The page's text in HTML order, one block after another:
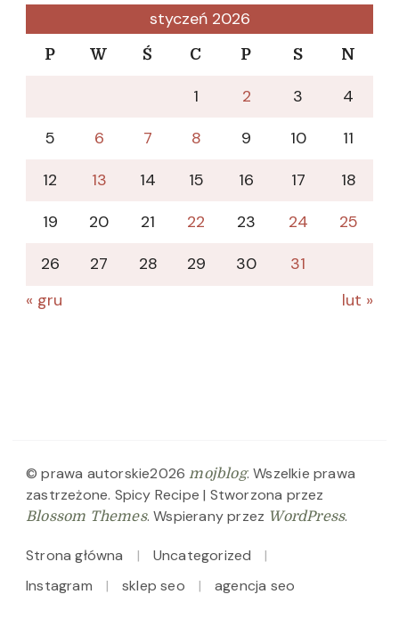
styczeń 2026
P W Ś C P S N
1 2 3
4
5
6 7 8 9 10
11
12
13 14 15 16 17
18
19
20 21 22 23 24
25
26
27 28 29 30
31
« gru
lut »
© prawa autorskie2026mojblog. Wszelkie prawa
zastrzeżone. Spicy Recipe | Stworzona przez
Blossom Themes. Wspierany przez WordPress.
Strona główna
Uncategorized
Instagram
sklep seo agencja seo